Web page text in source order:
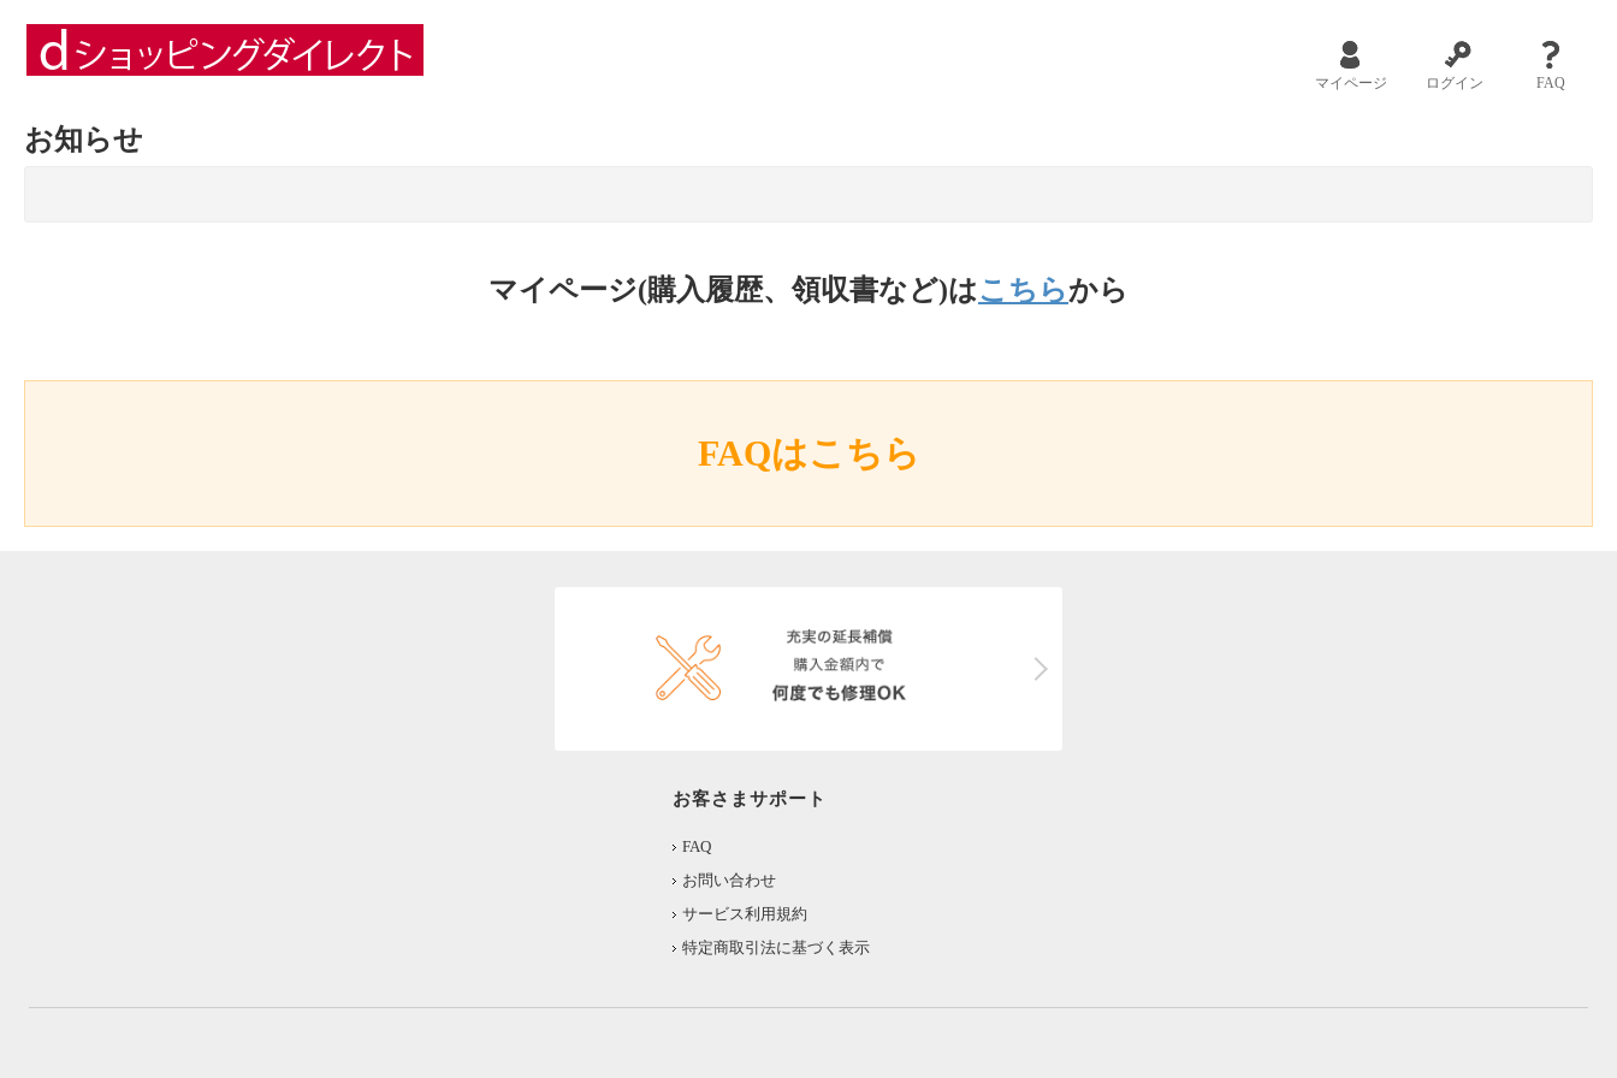
マイページ ログイン FAQ
お知らせ
マイページ(購入履歴、領収書など)はこちらから
FAQはこちら
お客さまサポート
FAQ
お問い合わせ
サービス利用規約
特定商取引法に基づく表示